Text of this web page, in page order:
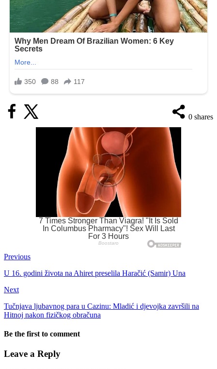
0 shares
Previous
U 16. godini života na Ahiret preselila Haračić (Samir) Una
Next
Tučnjava ljubavnog para u Cazinu: Mladić i djevojka završili na
Hitnoj nakon fizičkog obračuna
Be the first to comment
Leave a Reply